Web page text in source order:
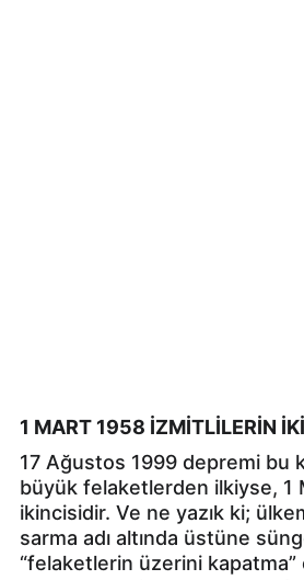
1 MART 1958 İZMİTLİLERİN
17 Ağustos 1999 depremi bu
büyük felaketlerden ilkiyse, 1
ikincisidir. Ve ne yazık ki;
sarma adı altında üstüne
“felaketlerin üzerini